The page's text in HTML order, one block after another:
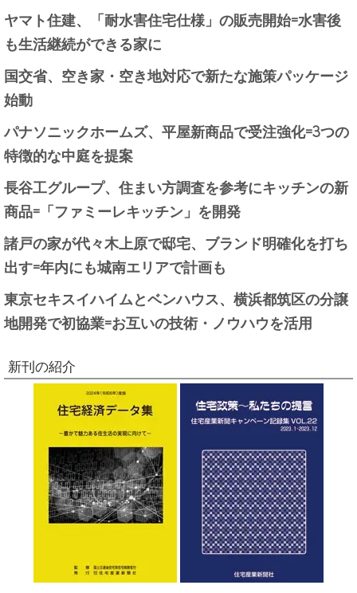
ヤマト住建、「耐水害住宅仕様」の販売開始=水害後
も生活継続ができる家に
国交省、空き家・空き地対応で新たな施策パッケージ
始動
パナソニックホームズ、平屋新商品で受注強化=3つの
特徴的な中庭を提案
長谷工グループ、住まい方調査を参考にキッチンの新
商品=「ファミーレキッチン」を開発
諸戸の家が代々木上原で邸宅、ブランド明確化を打ち
出す=年内にも城南エリアで計画も
東京セキスイハイムとベンハウス、横浜都筑区の分譲
地開発で初協業=お互いの技術・ノウハウを活用
新刊の紹介